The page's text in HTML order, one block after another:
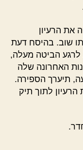
את הרעיון
שוב. בהיסח דעת
הביטה מעלה,
האחרונה שלה
תיערך הספירה.
לתוך תיק